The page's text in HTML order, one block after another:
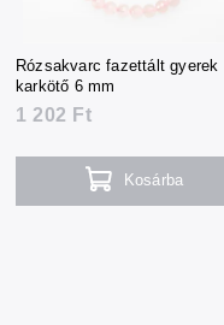
Rózsakvarc fazettált gyerek
karkötő 6 mm
1 202 Ft
Kosárba